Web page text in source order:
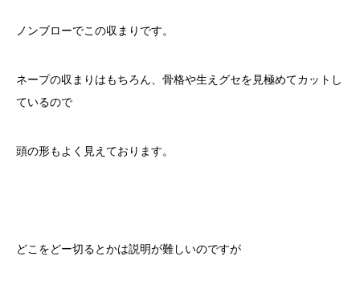
ノンブローでこの収まりです。
ネープの収まりはもちろん、骨格や生えグセを見極めてカットし
ているので
頭の形もよく見えております。
どこをどー切るとかは説明が難しいのですが